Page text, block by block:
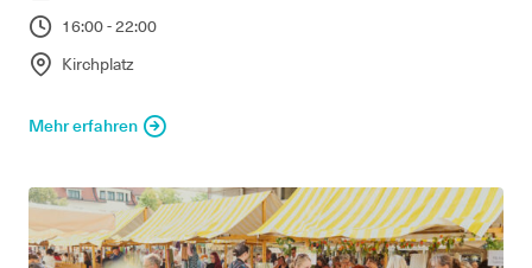
16:00 - 22:00
Kirchplatz
Mehr erfahren